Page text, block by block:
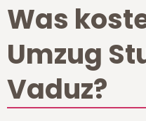
Was
Umzug
Vaduz?